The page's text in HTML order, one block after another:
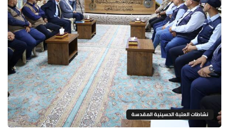
نشاطات العتبة الحسينية المقدسة